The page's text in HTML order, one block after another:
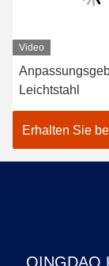
Video
Leichtstahl
Erhalten Sie
QINGDAO